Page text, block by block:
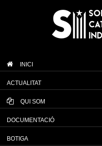
INICI
ACTUALITAT
QUI SOM
DOCUMENTACIÓ
BOTIGA